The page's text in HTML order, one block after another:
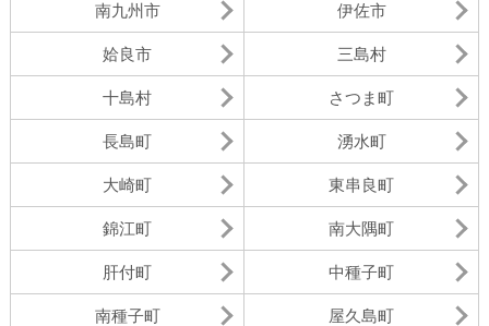
南九州市 伊佐市
姶良市 三島村
十島村 さつま町
長島町 湧水町
大崎町 東串良町
錦江町 南大隅町
肝付町 中種子町
南種子町 屋久島町